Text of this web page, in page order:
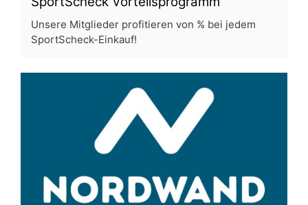
Unsere Mitglieder profitieren von % bei jedem
SportScheck-Einkauf!